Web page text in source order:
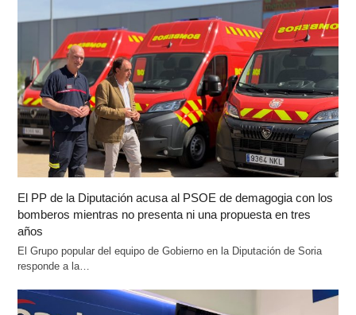
El PP de la Diputación acusa al PSOE de demagogia con los
bomberos mientras no presenta ni una propuesta en tres
años
El Grupo popular del equipo de Gobierno en la Diputación de Soria
responde a la…